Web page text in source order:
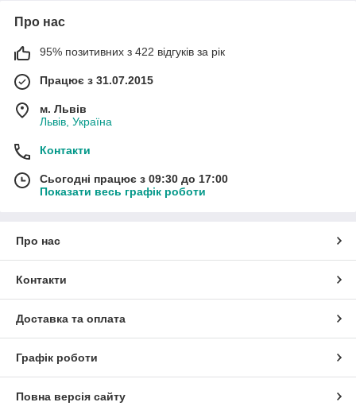
Про нас
95% позитивних з 422 відгуків за рік
Працює з 31.07.2015
м. Львів
Львів, Україна
Контакти
Сьогодні працює з 09:30 до 17:00
Показати весь графік роботи
Про нас
Контакти
Доставка та оплата
Графік роботи
Повна версія сайту